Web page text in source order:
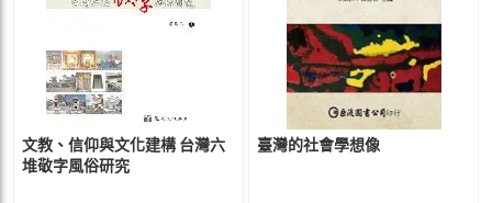
文教、信仰與文化建構 台灣六
堆敬字風俗研究
臺灣的社會學想像